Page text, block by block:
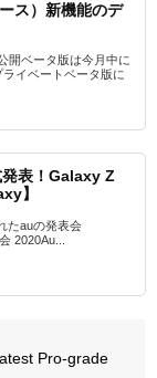
ス）新機能のデ
開ベータ版は今月中に
イベートベータ版に
表！Galaxy Z
】
たauの発表会
2020Au...
Pro-grade